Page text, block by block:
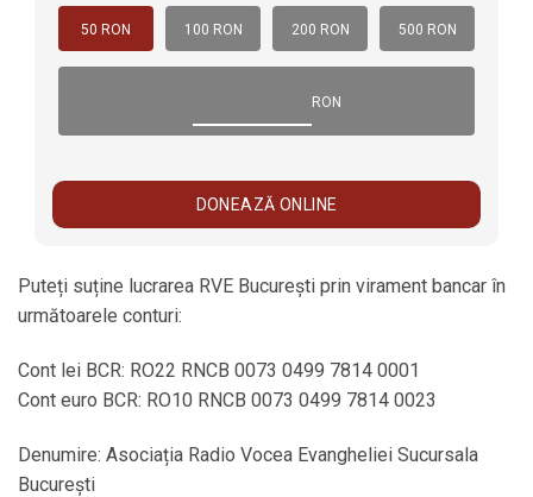
50 RON 100 RON 200 RON 500 RON
RON
Puteți suține lucrarea RVE București prin virament bancar în
următoarele conturi:
Cont lei BCR: RO22 RNCB 0073 0499 7814 0001
Cont euro BCR: RO10 RNCB 0073 0499 7814 0023
Denumire: Asociația Radio Vocea Evangheliei Sucursala
București